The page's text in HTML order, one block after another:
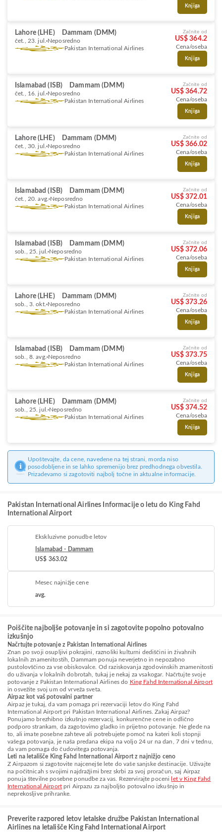
Knjiga
Lahore (LHE) Dammam (DMM)
čet., 23. jul.
Neposredno
Pakistan International Airlines
Začnite od
US$ 364.2
Cena/oseba
Knjiga
Islamabad (ISB) Dammam (DMM)
čet., 16. jul.
Neposredno
Pakistan International Airlines
Začnite od
US$ 364.72
Cena/oseba
Knjiga
Lahore (LHE) Dammam (DMM)
čet., 30. jul.
Neposredno
Pakistan International Airlines
Začnite od
US$ 366.02
Cena/oseba
Knjiga
Islamabad (ISB) Dammam (DMM)
čet., 20. avg. Neposredno
Pakistan International Airlines
Začnite od
US$ 372.01
Cena/oseba
Knjiga
Islamabad (ISB) Dammam (DMM)
sob., 25. jul.
Neposredno
Pakistan International Airlines
Začnite od
US$ 372.06
Cena/oseba
Knjiga
Lahore (LHE) Dammam (DMM)
sob., 3. okt. Neposredno
Pakistan International Airlines
Začnite od
US$ 373.26
Cena/oseba
Knjiga
Islamabad (ISB) Dammam (DMM)
sob., 8. avg. Neposredno
Pakistan International Airlines
Začnite od
US$ 373.75
Cena/oseba
Knjiga
Lahore (LHE) Dammam (DMM)
sob., 25. jul.
Neposredno
Pakistan International Airlines
Začnite od
US$ 374.52
Cena/oseba
Knjiga
Upoštevajte, da cene, navedene na tej strani, morda niso
posodobljene in se lahko spremenijo brez predhodnega obvestila.
Prizadevamo si zagotoviti najbolj točne in aktualne informacije.
Pakistan International Airlines Informacije o letu do King Fahd
International Airport
Ekskluzivne ponudbe letov
Islamabad - Dammam
US$ 363.02
Mesec najnižje cene
avg.
Poiščite najboljše potovanje in si zagotovite popolno potovalno
izkušnjo
Načrtujte potovanje z Pakistan International Airlines
Znan po svoji osupljivi pokrajini, raznoliki kulturni dediščini in živahnih
lokalnih znamenitostih, Dammam ponuja neverjetno in nepozabno
pustolovščino za vse obiskovalce. Od raziskovanja zgodovinskih znamenitosti
do uživanja v lokalnih dobrotah, tukaj je nekaj za vsakogar. Načrtujte svoje
potovanje z Pakistan International Airlines do King Fahd International Airport
in osvežite svoj um od vrveža sveta.
Airpaz kot vaš potovalni partner
Airpaz je tukaj, da vam pomaga pri rezervaciji letov do King Fahd
International Airport pri Pakistan International Airlines. Zakaj Airpaz?
Ponujamo brezhibno izkušnjo rezervacij, konkurenčne cene in odlično
podporo strankam, da zagotovimo gladko in prijetno potovanje. Ne glede na
to, ali imate posebne zahteve ali potrebujete pomoč na kateri koli stopnji
vašega potovanja, je naša predana ekipa na voljo 24 ur na dan, 7 dni v tednu,
da vam pomaga do čudovitega potovanja.
Leti na letališče King Fahd International Airport z najnižjo ceno
Z Airpazom si zagotovite najcenejše lete do vaše sanjske destinacije. Uživajte
na počitnicah s svojimi najdražjimi brez skrbi za svoj proračun, saj Airpaz
ponuja številne posebne ponudbe za vas. Rezervirajte poceni
let v King Fahd
International Airportpri Airpazu za najboljšo potovalno izkušnjo in
neprekosljive prihranke.
Preverite razpored letov letalske družbe Pakistan International
Airlines na letališče King Fahd International Airport